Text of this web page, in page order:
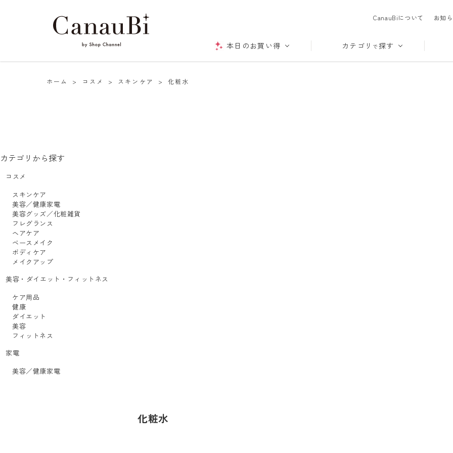
CanauBiについて お知
本日のお買い得 カテゴリ で探す
ホーム > コスメ > スキンケア > 化粧水
カテゴリから探す
コスメ
スキンケア
美容／健康家電
美容グッズ／化粧雑貨
フレグランス
ヘアケア
ベースメイク
ボディケア
メイクアップ
美容・ダイエット・フィットネス
ケア用品
健康
ダイエット
美容
フィットネス
家電
美容／健康家電
化粧水